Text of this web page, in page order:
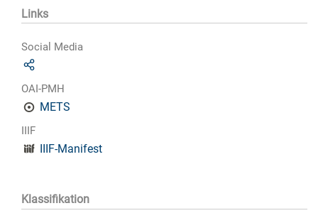
Links
Social Media
OAI-PMH
METS
IIIF
IIIF-Manifest
Klassifikation